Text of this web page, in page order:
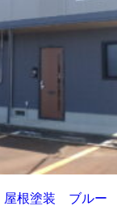
屋根塗装 ブルー